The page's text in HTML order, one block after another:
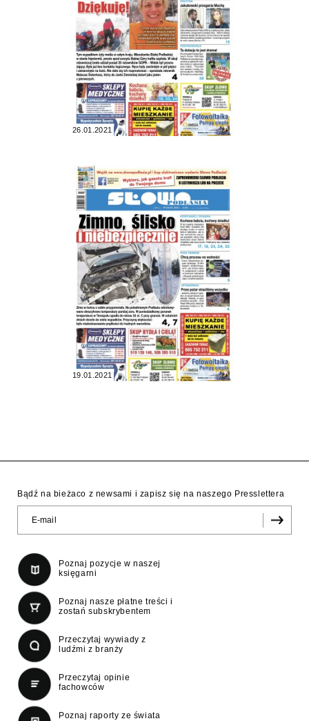
26.01.2021
19.01.2021
Bądź na bieżaco z newsami i zapisz się na naszego Presslettera
Poznaj pozycje w naszej
księgarni
Poznaj nasze płatne treści i
zostań subskrybentem
Przeczytaj wywiady z
ludźmi z branży
Przeczytaj opinie
fachowców
Poznaj raporty ze świata